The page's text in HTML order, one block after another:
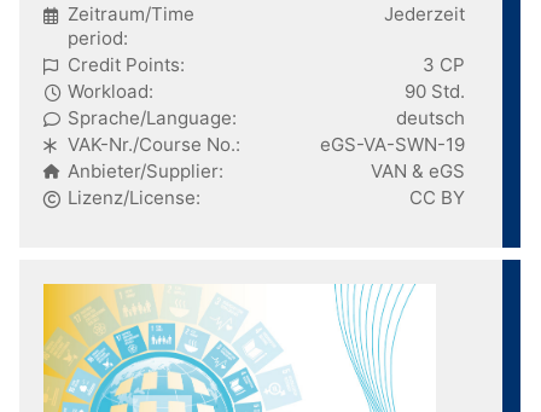
Zeitraum/Time
period:
Jederzeit
Credit Points:
3 CP
Workload:
90 Std.
Sprache/Language:
deutsch
VAK-Nr./Course No.:
eGS-VA-SWN-19
Anbieter/Supplier:
VAN & eGS
Lizenz/License:
CC BY